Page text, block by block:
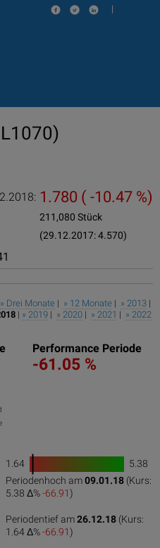
|
1.780 ( -10.47 %)
211,080 Stück
(29.12.2017: 4.570)
» Drei Monate | » 12 Monate | » 2013 |
| » 2019 | » 2020 | » 2021 | » 2022
Performance Periode
-61.05 %
1.64
1
100
5.38
Periodenhoch am09.01.18 (Kurs:
5.38 Δ%-66.91)
Periodentief am26.12.18 (Kurs:
1.64 Δ%-66.91)